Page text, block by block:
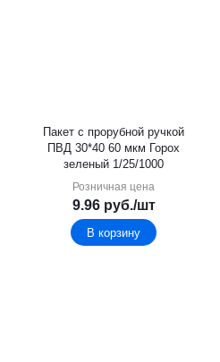
Пакет с прорубной ручкой
ПВД 30*40 60 мкм Горох
зеленый 1/25/1000
Розничная цена
9.96руб./шт
В корзину